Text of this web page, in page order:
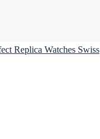
Replica Watches Swiss